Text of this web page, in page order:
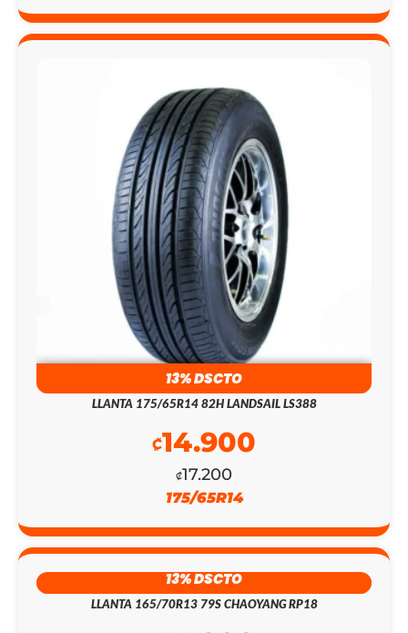
13% DSCTO
LLANTA 175/65R14 82H LANDSAIL LS388
₡17.200
₡14.900
175/65R14
13% DSCTO
LLANTA 165/70R13 79S CHAOYANG RP18
EL
PRECIO
ORIGINAL
EL
PRECIO